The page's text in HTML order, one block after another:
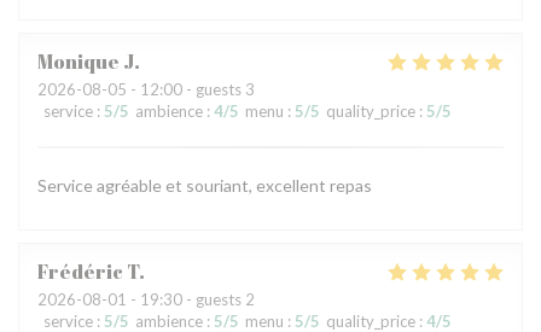
Monique J
2026-08-05 - 12:00 - guests 3
service : 5/5 ambience : 4/5 menu : 5/5 quality_price : 5/5
Service agréable et souriant, excellent repas
Frédéric T
2026-08-01 - 19:30 - guests 2
service : 5/5 ambience : 5/5 menu : 5/5 quality_price : 4/5